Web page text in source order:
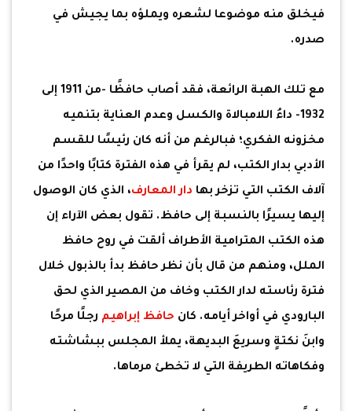
فيخلق منه موضوعا لشعره ويملؤه بما يجيش في
صدره.
مع تلك الهبة الرائعة، فقد أصاب حافظًا -من 1911 إلى
1932- داءُ اللامبالاة والكسل وعدم العناية بتنميه
مخزونه الفكري؛ فبالرغم من أنه كان رئيسًا للقسم
الأدبي بدار الكتب، لم يقرأ في هذه الفترة كتابًا واحدًا من
آلاف الكتب التي تزخر بها دار المعارف، الذي كان الوصول
إليها يسيرًا بالنسبة إلى حافظ. تقول بعض الآراء إن
هذه الكتب المترامية الأطراف ألقت في روح حافظ
الملل، ومنهم من قال بأن نظر حافظ بدأ بالذبول خلال
فترة رئاسته لدار الكتب وخاف من المصير الذي لحق
البارودي في أواخر أيامه. كان حافظ إبراهيم رجلًا مرحًا
وابنَ نكتةٍ وسريعَ البديهة، يملأ المجلس ببشاشته
وفكاهاته الطريفة التي لا تخطئ مرماها.